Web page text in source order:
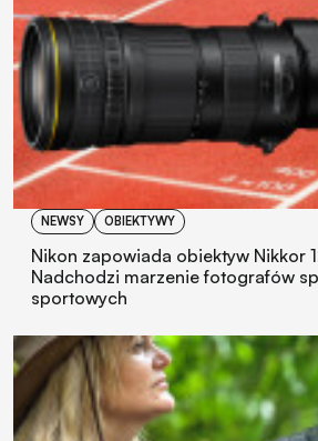
NEWSY OBIEKTYWY
Nikon zapowiada obiektyw Nikkor
Nadchodzi marzenie fotografów
sportowych